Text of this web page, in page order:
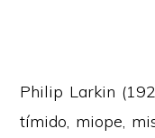
Philip Larkin
tímido, miope,